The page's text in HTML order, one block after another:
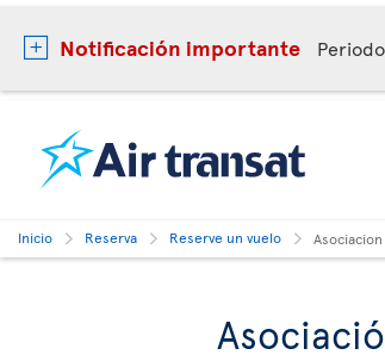
Notificación importante
Inicio Reserva Reserve un vuelo